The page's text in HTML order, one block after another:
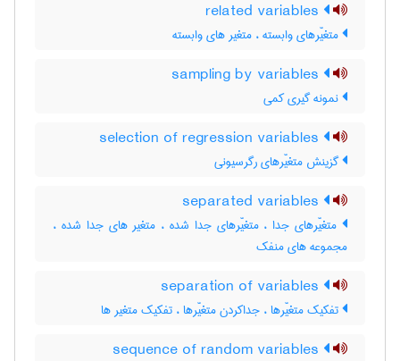
متغیّرهای وابسته ، متغیر های وابسته
نمونه گیری کمی
گزینش متغیّرهای رگرسیونی
متغیّرهای جدا ، متغیّرهای جدا شده ، متغیر های جدا شده ،
مجموعه های منفک
تفکیک متغیّرها ، جداکردن متغیّرها ، تفکیک متغیر ها